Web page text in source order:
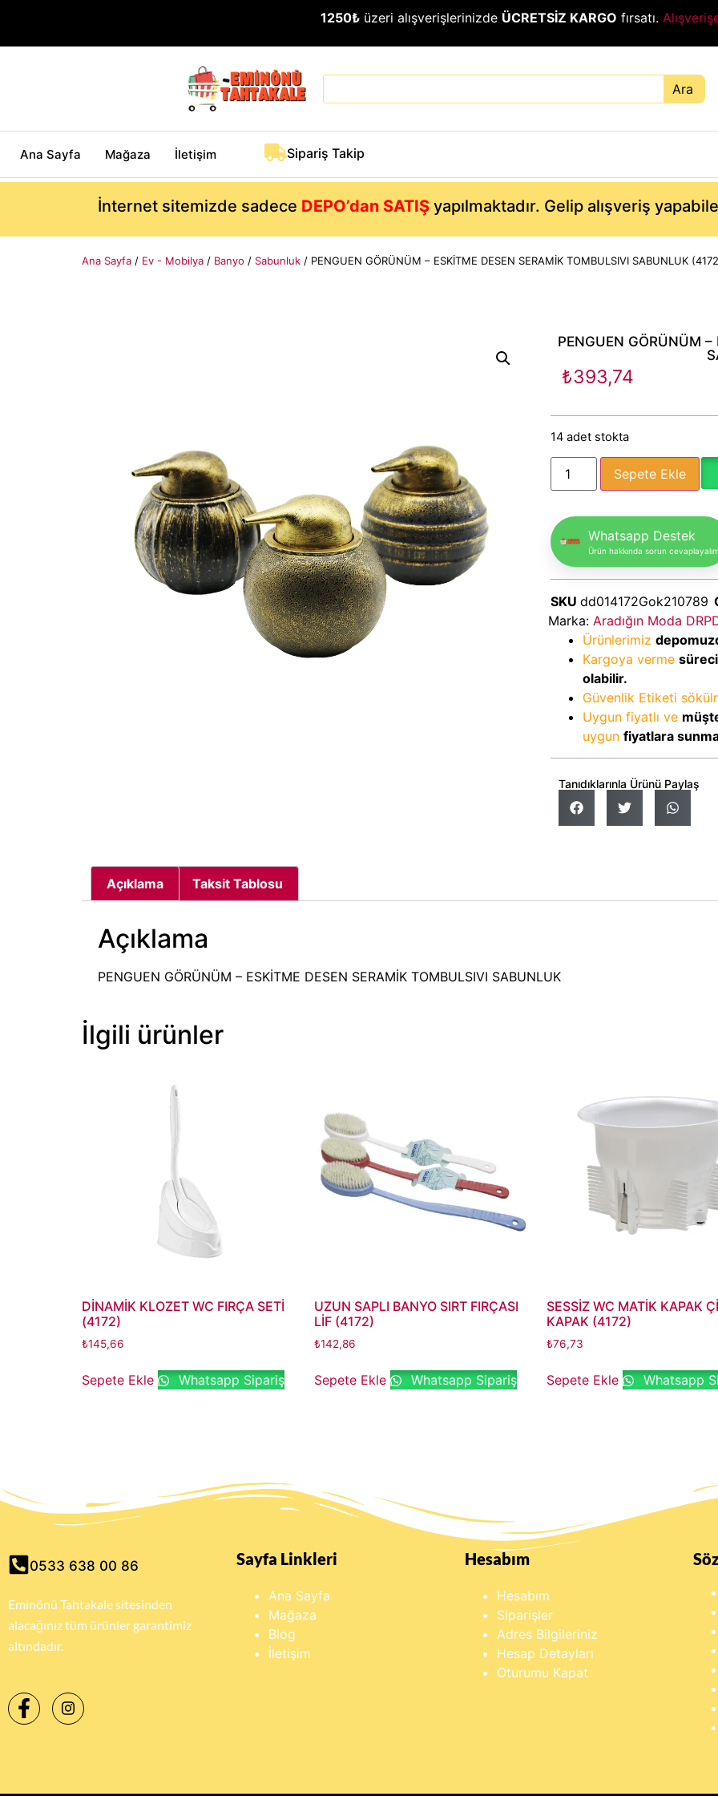
1250₺ üzeri alışverişlerinizde ÜCRETSİZ KARGO fırsatı.
Ara
Ana Sayfa Mağaza İletişim Sipariş Takip
İnternet sitemizde sadece DEPO’dan SATIŞyapılmaktadır. Gelip alışveriş
Ana Sayfa / Ev - Mobilya / Banyo / Sabunluk / PENGUEN GÖRÜNÜM – ESKİTME DESEN SERAMİK TOMBULSIVI SABUNLUK
PENGUEN GÖRÜNÜM –
₺393,74
14 adet stokta
Sepete Ekle
Whatsapp Destek
Ürün hakkında sorun cevaplayalım
SKU dd014172Gok210789
Marka: Aradığın Moda
Ürünlerimiz
Kargoya verme
olabilir.
Güvenlik Etiketi
Uygun fiyatlı ve
uygun fiyatlara
Tanıdıklarınla Ürünü Paylaş
Açıklama Taksit Tablosu
Açıklama
PENGUEN GÖRÜNÜM – ESKİTME DESEN SERAMİK TOMBULSIVI SABUNLUK
İlgili ürünler
DİNAMİK KLOZET WC FIRÇA SETİ
(4172)
₺145,66
Sepete Ekle Whatsapp Sipariş
UZUN SAPLI BANYO SIRT FIRÇASI
LİF (4172)
₺142,86
Sepete Ekle Whatsapp Sipariş
SESSİZ WC MATİK KAPAK
KAPAK (4172)
₺76,73
Sepete Ekle Whatsapp
0533 638 00 86
Eminönü Tahtakale sitesinden
alacağınız tüm ürünler garantimiz
altındadır.
Sayfa Linkleri
Ana Sayfa
Mağaza
Blog
İletişim
Hesabım
Hesabım
Siparişler
Adres Bilgileriniz
Hesap Detayları
Oturumu Kapat